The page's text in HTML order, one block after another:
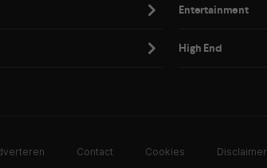
Entertainment
High End
Contact Cookies Disclaimer